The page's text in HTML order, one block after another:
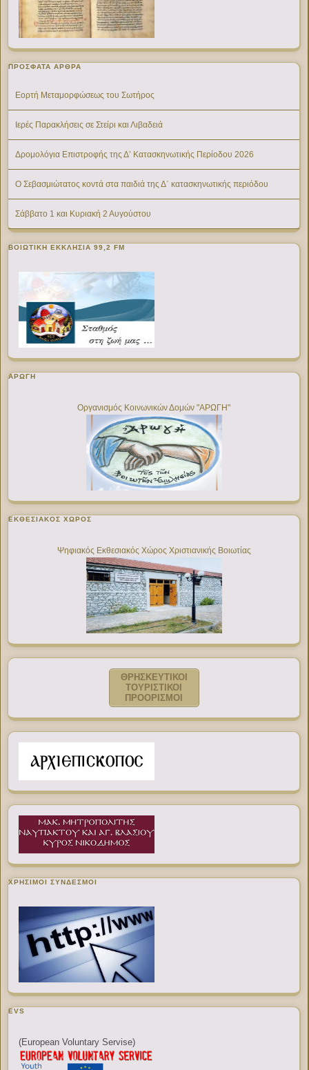
ΠΡΌΣΦΑΤΑ ΆΡΘΡΑ
Εορτή Μεταμορφώσεως του Σωτήρος
Ιερές Παρακλήσεις σε Στείρι και Λιβαδειά
Δρομολόγια Επιστροφής της Δ’ Κατασκηνωτικής Περίοδου 2026
Ο Σεβασμιώτατος κοντά στα παιδιά της Δ΄ κατασκηνωτικής περιόδου
Σάββατο 1 και Κυριακή 2 Αυγούστου
ΒΟΙΩΤΙΚΉ ΕΚΚΛΗΣΊΑ 99,2 FM
ΑΡΩΓΗ
Οργανισμός Κοινωνικών Δομών "ΑΡΩΓΗ"
ΕΚΘΕΣΙΑΚΌΣ ΧΏΡΟΣ
Ψηφιακός Εκθεσιακός Χώρος Χριστιανικής Βοιωτίας
ΘΡΗΣΚΕΥΤΙΚΟΙ
ΤΟΥΡΙΣΤΙΚΟΙ
ΠΡΟΟΡΙΣΜΟΙ
ΧΡΉΣΙΜΟΙ ΣΎΝΔΕΣΜΟΙ
EVS
(European Voluntary Servise)